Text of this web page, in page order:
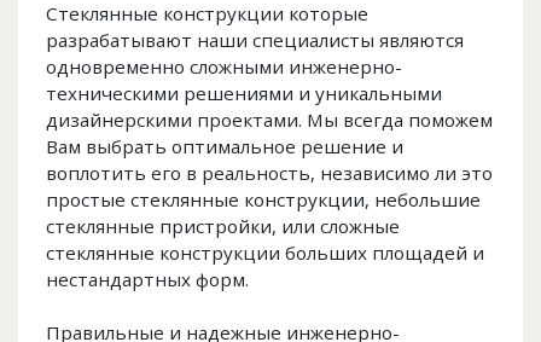
Стеклянные конструкции которые
разрабатывают наши специалисты являются
одновременно сложными инженерно-
техническими решениями и уникальными
дизайнерскими проектами. Мы всегда поможем
Вам выбрать оптимальное решение и
воплотить его в реальность, независимо ли это
простые стеклянные конструкции, небольшие
стеклянные пристройки, или сложные
стеклянные конструкции больших площадей и
нестандартных форм.
Правильные и надежные инженерно-